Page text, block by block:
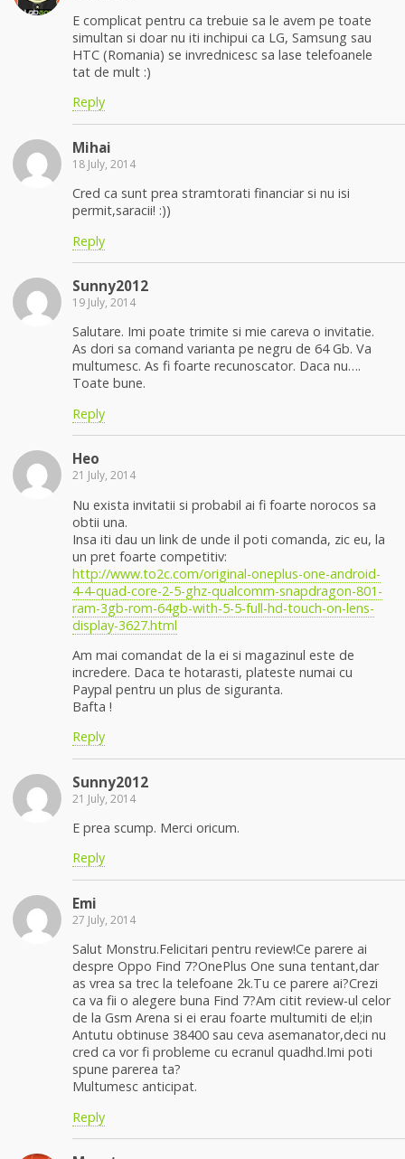
E complicat pentru ca trebuie sa le avem pe toate
simultan si doar nu iti inchipui ca LG, Samsung sau
HTC (Romania) se invrednicesc sa lase telefoanele
tat de mult :)
Reply
Mihai
18 July, 2014
Cred ca sunt prea stramtorati financiar si nu isi
permit,saracii! :))
Reply
Sunny2012
19 July, 2014
Salutare. Imi poate trimite si mie careva o invitatie.
As dori sa comand varianta pe negru de 64 Gb. Va
multumesc. As fi foarte recunoscator. Daca nu….
Toate bune.
Reply
Heo
21 July, 2014
Nu exista invitatii si probabil ai fi foarte norocos sa
obtii una.
Insa iti dau un link de unde il poti comanda, zic eu, la
un pret foarte competitiv:
http://www.to2c.com/original-oneplus-one-android-
4-4-quad-core-2-5-ghz-qualcomm-snapdragon-801-
ram-3gb-rom-64gb-with-5-5-full-hd-touch-on-lens-
display-3627.html
Am mai comandat de la ei si magazinul este de
incredere. Daca te hotarasti, plateste numai cu
Paypal pentru un plus de siguranta.
Bafta !
Reply
Sunny2012
21 July, 2014
E prea scump. Merci oricum.
Reply
Emi
27 July, 2014
Salut Monstru.Felicitari pentru review!Ce parere ai
despre Oppo Find 7?OnePlus One suna tentant,dar
as vrea sa trec la telefoane 2k.Tu ce parere ai?Crezi
ca va fii o alegere buna Find 7?Am citit review-ul celor
de la Gsm Arena si ei erau foarte multumiti de el;in
Antutu obtinuse 38400 sau ceva asemanator,deci nu
cred ca vor fi probleme cu ecranul quadhd.Imi poti
spune parerea ta?
Multumesc anticipat.
Reply